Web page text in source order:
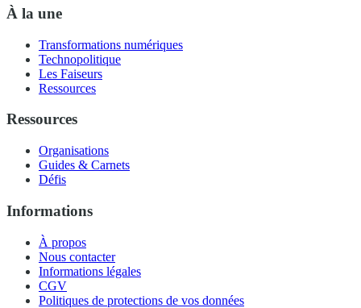
À la une
Transformations numériques
Technopolitique
Les Faiseurs
Ressources
Ressources
Organisations
Guides & Carnets
Défis
Informations
À propos
Nous contacter
Informations légales
CGV
Politiques de protections de vos données